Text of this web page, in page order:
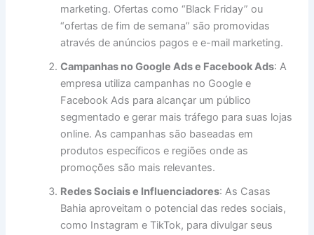
marketing. Ofertas como “Black Friday” ou
“ofertas de fim de semana” são promovidas
através de anúncios pagos e e-mail marketing.
Campanhas no Google Ads e Facebook Ads: A
empresa utiliza campanhas no Google e
Facebook Ads para alcançar um público
segmentado e gerar mais tráfego para suas lojas
online. As campanhas são baseadas em
produtos específicos e regiões onde as
promoções são mais relevantes.
Redes Sociais e Influenciadores: As Casas
Bahia aproveitam o potencial das redes sociais,
como Instagram e TikTok, para divulgar seus